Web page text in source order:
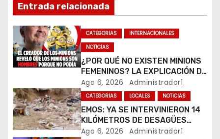
ó
n
d
e
n
Entrada relacionada
CATEGORIAS
INTERNACIONALES
NOTICIAS
¿POR QUÉ NO EXISTEN MINIONS
FEMENINOS? LA EXPLICACIÓN DE
SU CREADOR QUE VOLVIÓ A
VIRALIZARSE
Ago 6, 2026 Administrador1
CATEGORIAS LOCALES NOTICIAS
EMOS: YA SE INTERVINIERON 14
KILÓMETROS DE DESAGÜES
PLUVIALES
Ago 6, 2026 Administrador1